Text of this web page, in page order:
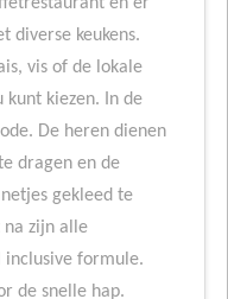
diverse keukens.
vis of de lokale
kunt kiezen. In de
De heren dienen
dragen en de
gekleed te
na zijn alle
inclusive formule.
de snelle hap.